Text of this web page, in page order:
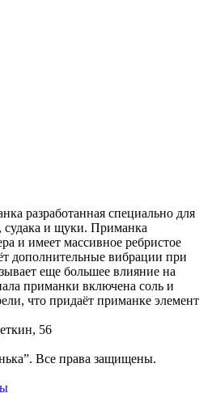
разработанная специально для
и щуки. Приманка
и имеет массивное ребристое
дополнительные вибрации при
еще большее влияние на
приманки включена соль и
что придаёт приманке элемент
56
Все права защищены.